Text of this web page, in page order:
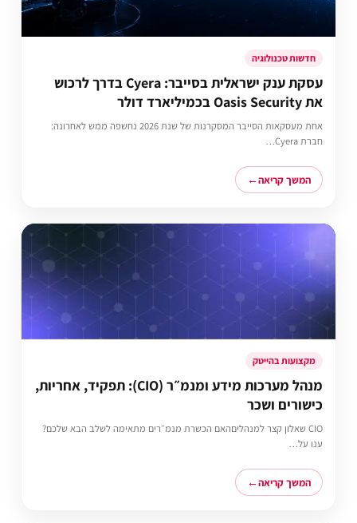
חדשות טכנולוגיה
עסקת ענק ישראלית בסייבר: Cyera בדרך לרכוש
את Oasis Security בכמיליארד דולר
אחת מעסקאות הסייבר המסקרנות של שנת 2026 נחשפה ממש לאחרונה:
חברת Cyera…
המשך קריאה
מקצועות בהייטק
מנהל מערכות מידע ומנמ״ר (CIO): תפקיד, אחריות,
כישורים ושכר
CIO שאלון קצר למנהליםהאם הכשרת מנמ״רים מתאימה לשלב הבא שלכם?
ענו על…
המשך קריאה